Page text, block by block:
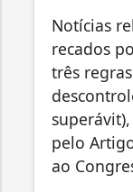
Notícias
recados
três
pelo
ao